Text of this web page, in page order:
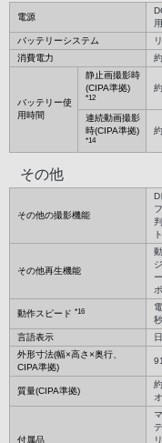
電源
バッテリーシステム
消費電力
バッテリー使
用時間
静止画撮影時
(CIPA準拠)
*12
連続動画撮影
時(CIPA準拠)
*14
その他
その他の撮影機能
その他再生機能
動作スピード *16
言語表示
外形寸法(幅×高さ×奥行、
CIPA準拠)
質量(CIPA準拠)
付属品